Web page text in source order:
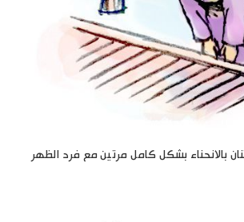
بالانحناء بشكل كامل مرتين مع فرد الظهر